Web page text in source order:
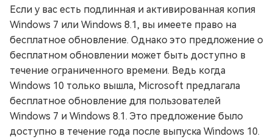
Если у вас есть подлинная и активированная копия
Windows 7 или Windows 8.1, вы имеете право на
бесплатное обновление. Однако это предложение о
бесплатном обновлении может быть доступно в
течение ограниченного времени. Ведь когда
Windows 10 только вышла, Microsoft предлагала
бесплатное обновление для пользователей
Windows 7 и Windows 8.1. Это предложение было
доступно в течение года после выпуска Windows 10.